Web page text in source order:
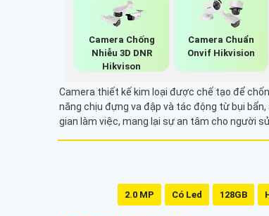
Camera Chống
Nhiễu 3D DNR
Hikvison
Camera Chuẩn
Onvif Hikvision
Camera thiết kế kim loại được chế tạo để
năng chịu đựng va đập và tác động từ bụi
gian làm việc, mang lại sự an tâm cho người sử
2.0 MP Có Led 128GB